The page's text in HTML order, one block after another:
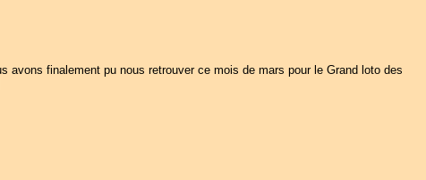
finalement pu nous retrouver ce mois de mars pour le Grand loto des